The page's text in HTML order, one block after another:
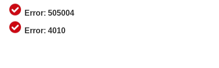
Error: 505004
Error: 4010